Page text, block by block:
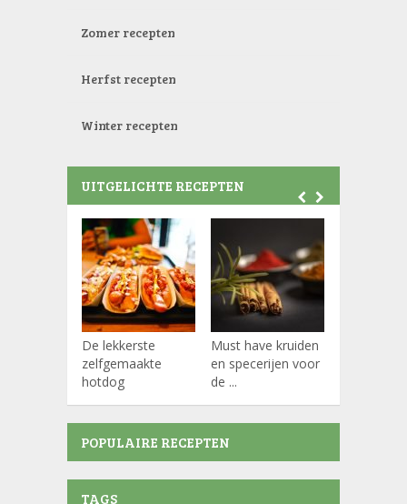
Zomer recepten
Herfst recepten
Winter recepten
UITGELICHTE RECEPTEN
De lekkerste
zelfgemaakte
hotdog
Must have kruiden
en specerijen voor
de ...
POPULAIRE RECEPTEN
TAGS